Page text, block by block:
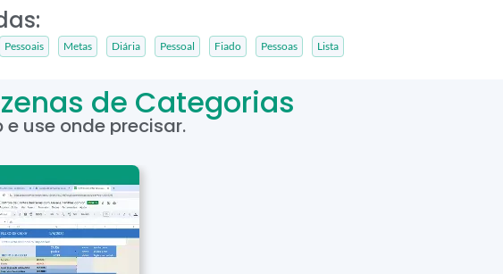
Pessoais Metas Diária Pessoal Fiado Pessoas Lista
de Categorias
use onde precisar.